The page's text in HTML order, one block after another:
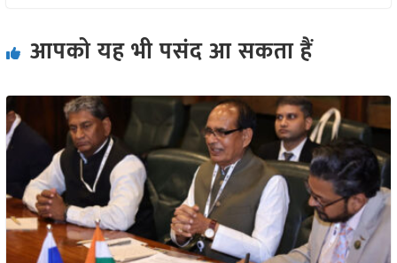
आपको यह भी पसंद आ सकता हैं